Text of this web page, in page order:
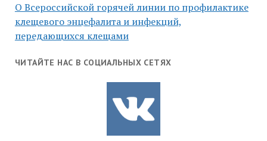
О Всероссийской горячей линии по профилактике
клещевого энцефалита и инфекций,
передающихся клещами
ЧИТАЙТЕ НАС В СОЦИАЛЬНЫХ СЕТЯХ